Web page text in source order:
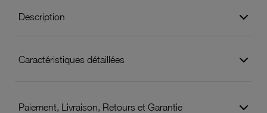
Description
Caractéristiques détaillées
Paiement, Livraison, Retours et Garantie